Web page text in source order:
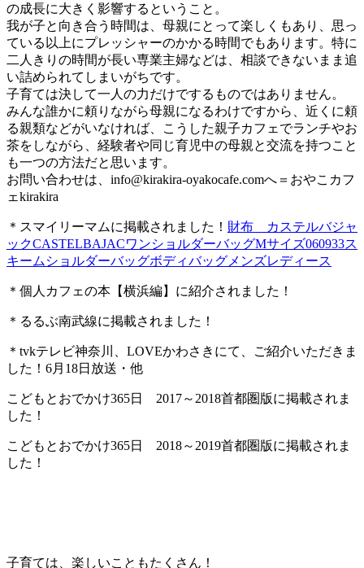
の成長に大きく影響するということ。
我が子と向き合う時間は、母親にとって楽しくもあり、思っ
ている以上にプレッシャーのかかる時間でもあります。特に
二人きりの時間が長い専業主婦などは、相談できないまま追
い詰められてしまいがちです。
子育ては決して一人の力だけでするものではありません。
みんな誰かに頼りながら母親になるわけですから、近くに頼
る親類などがいなければ、こうした親子カフェでランチやお
茶をしながら、経験者や同じ育児中の母親と交流を持つこと
も一つの方法だと思います。
お問い合わせは、 info@kirakira-oyakocafe.comへ＝おやこカフ
ェkirakira
＊スマイリーマムに掲載されました！ 財布 カステルバジャ
ックCASTELBAJACワンショルダーバッグMサイズ060933ス
キームショルダーバッグボディバッグメンズレディース
＊個人カフェの本【横浜編】に紹介されました！
＊るるぶ南武線に掲載されました！
＊tvkテレビ神奈川、LOVEかわさきにて、ご紹介いただきま
した！6月18日放送・他
こどもとおでかけ365日 2017～2018首都圏版に掲載されま
した！
こどもとおでかけ365日 2018～2019首都圏版に掲載されま
した！
子育ては、楽しいこともたくさん！